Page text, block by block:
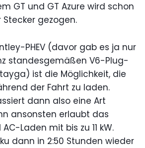
GT und GT Azure wird schon
gezogen.
PHEV (davor gab es ja nur
standesgemäßen V6-Plug-
ist die Möglichkeit, die
der Fahrt zu laden.
dann also eine Art
ansonsten erlaubt das
Laden mit bis zu 11 kW.
dann in 2:50 Stunden wieder